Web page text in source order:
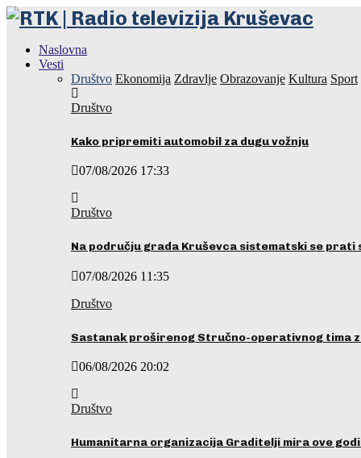
Naslovna
Vesti
Društvo Ekonomija Zdravlje Obrazovanje Kultura Sport
Društvo
Kako pripremiti automobil za dugu vožnju
07/08/2026 17:33
Društvo
Na području grada Kruševca sistematski se
07/08/2026 11:35
Društvo
Sastanak proširenog Stručno-operativnog tima
06/08/2026 20:02
Društvo
Humanitarna organizacija Graditelji mira ove